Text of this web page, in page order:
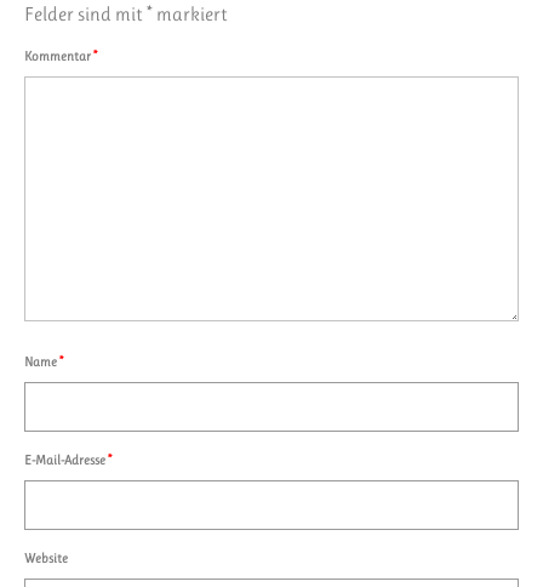
Felder sind mit * markiert
Kommentar*
Name*
E-Mail-Adresse*
Website